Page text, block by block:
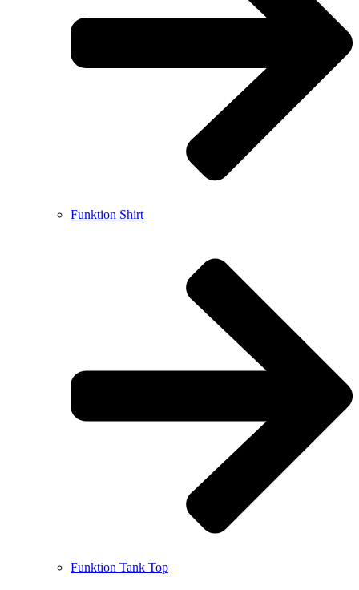
Funktion Shirt
Funktion Tank Top